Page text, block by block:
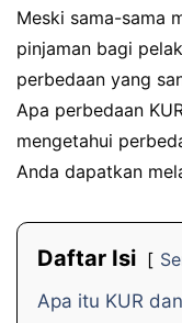
Meski sama-sama
pinjaman bagi
perbedaan yang
Apa perbedaan
mengetahui
Anda dapatkan
Daftar Isi
Apa itu KUR